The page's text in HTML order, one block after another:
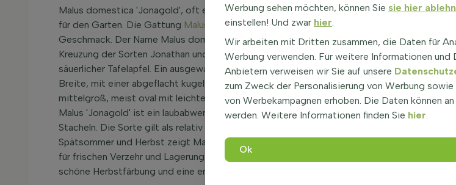
Malus domestica 'Jonagold', oft einfach als Malus 'Jonagold' bezeichnet, ist ein beliebter
für den Garten. Die Gattung Malus
steht für klassische Obstbäume mit reicher Ernte und
Geschmack. Der Name Malus domestica 'Jonagold' bedeutet „Apfel Jonagold“ und weist
Kreuzung der Sorten Jonathan und Golden Delicious hin, daraus entsteht ein
säuerlicher Tafelapfel. Ein ausgewachsener Baum erreicht etwa 4 bis 6 Meter Höhe und 4
Breite, mit einer abgeflacht kugelförmigen Krone, die Licht gut durchlässt. Die Blätter sind
mittelgroß, meist oval mit leichter Spitze und feinem Rand, im Herbst färben sie sich
Malus 'Jonagold' ist ein laubabwerfender Obstbaum, also nicht immergrün, und trägt keine
Stacheln. Die Sorte gilt als relativ pflegeleicht und eignet sich auch für strukturierte
Spätsommer und Herbst zeigt Malus domestica 'Jonagold' große, gelblich-rote Früchte,
für frischen Verzehr und Lagerung eignen. So verbindet der Jonagold Apfelbaum
schöne Herbstfärbung und eine ergiebige Jonagold Ernte in einem Baum.
Werbung sehen möchten, können Sie sie hier
einstellen! Und zwar hier.
Wir arbeiten mit Dritten zusammen, die Daten für
Werbung verwenden. Für weitere Informationen und
Anbietern verweisen wir Sie auf unsere
zum Zweck der Personalisierung von Werbung
von Werbekampagnen erhoben. Die Daten können
werden. Weitere Informationen finden Sie hier.
Ok